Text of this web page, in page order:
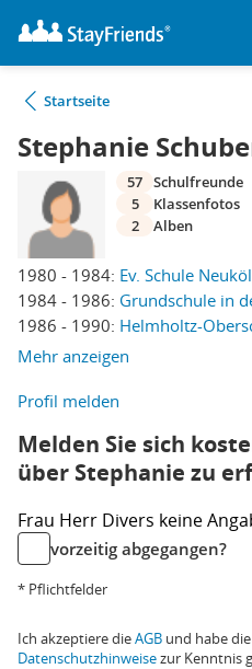
Startseite
Stephanie
1980 - 1984: Ev. Schule
1984 - 1986: Grundschule in
1986 - 1990: Helmholtz-
Mehr anzeigen
57 Schulfreunde
5
Klassenfotos
2
Alben
Profil melden
Melden Sie sich
über Stephanie zu
Frau Herr Divers keine
vorzeitig abgegangen?
* Pflichtfelder
Ich akzeptiere dieAGB und habe die
Datenschutzhinweisezur Kenntnis